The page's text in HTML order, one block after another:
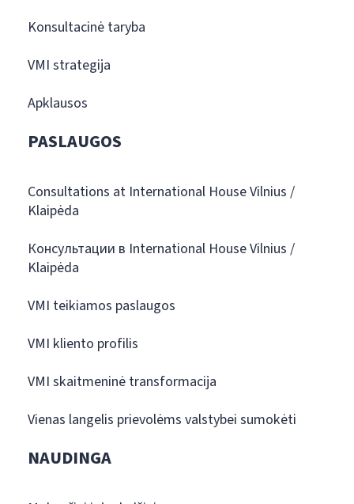
Konsultacinė taryba
VMI strategija
Apklausos
PASLAUGOS
Consultations at International House Vilnius /
Klaipėda
Консультации в International House Vilnius /
Klaipėda
VMI teikiamos paslaugos
VMI kliento profilis
VMI skaitmeninė transformacija
Vienas langelis prievolėms valstybei sumokėti
NAUDINGA